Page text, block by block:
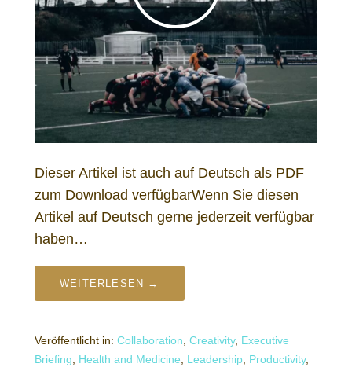
Dieser Artikel ist auch auf Deutsch als PDF
zum Download verfügbarWenn Sie diesen
Artikel auf Deutsch gerne jederzeit verfügbar
haben…
WEITERLESEN →
Veröffentlicht in: Collaboration, Creativity, Executive
Briefing, Health and Medicine, Leadership, Productivity,